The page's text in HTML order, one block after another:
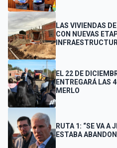
LAS VIVIENDAS
CON NUEVAS
EL 22 DE
ENTREGARÁ LAS
MERLO
RUTA 1: “SE VA A
ESTABA